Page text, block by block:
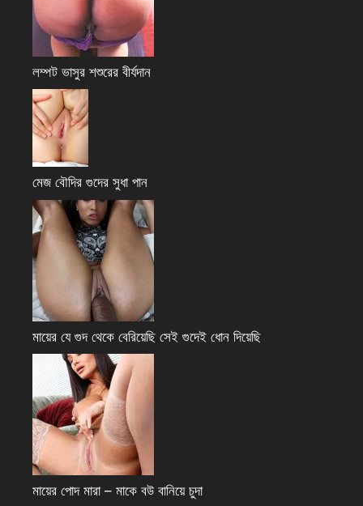
লম্পট ভাসুর শশুরের বীর্যদান
মেজ বৌদির গুদের সুধা পান
মায়ের যে গুদ থেকে বেরিয়েছি সেই গুদেই ধোন দিয়েছি
মায়ের পোদ মারা – মাকে বউ বানিয়ে চুদা